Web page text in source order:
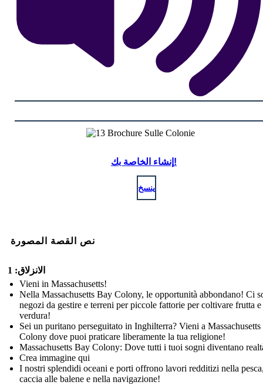
إنشاء الخاصة بك!
ينسخ
نص القصة المصورة
الانزلاق: 1
Vieni in Massachusetts!
Nella Massachusetts Bay Colony, le opportunità abbondano! Ci
negozi da gestire e terreni per piccole fattorie per coltivare frutta e
verdura!
Sei un puritano perseguitato in Inghilterra? Vieni a
Colony dove puoi praticare liberamente la tua religione!
Massachusetts Bay Colony: Dove tutti i tuoi sogni diventano
Crea immagine qui
I nostri splendidi oceani e porti offrono lavori redditizi nella
caccia alle balene e nella navigazione!